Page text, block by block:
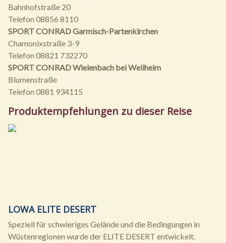
Bahnhofstraße 20
Telefon 08856 8110
SPORT CONRAD Garmisch-Partenkirchen
Chamonixstraße 3-9
Telefon 08821 732270
SPORT CONRAD Wielenbach bei Weilheim
Blumenstraße
Telefon 0881 934115
Produktempfehlungen zu dieser Reise
LOWA ELITE DESERT
Speziell für schwieriges Gelände und die Bedingungen in
Wüstenregionen wurde der ELITE DESERT entwickelt.